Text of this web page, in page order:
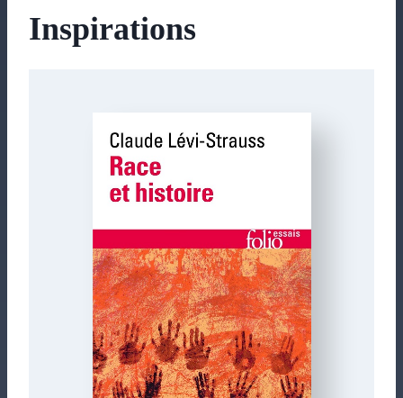
Inspirations